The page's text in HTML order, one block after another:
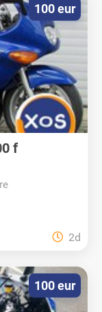
f
100 eur
2d
100 eur